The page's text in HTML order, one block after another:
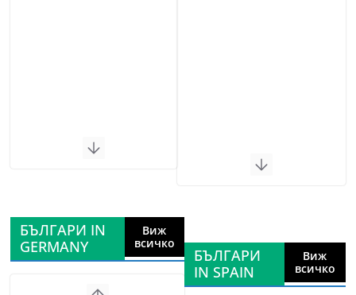
БЪЛГАРИ IN
GERMANY
Виж
всичко
БЪЛГАРИ
IN SPAIN
Виж
всичко